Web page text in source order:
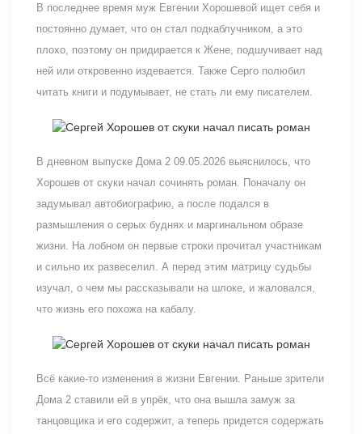
В последнее время муж Евгении Хорошевой ищет себя и
постоянно думает, что он стал подкаблучником, а это
плохо, поэтому он придирается к Жене, подшучивает над
ней или откровенно издевается. Также Серго полюбил
читать книги и подумывает, не стать ли ему писателем.
В дневном выпуске Дома 2 09.05.2026 выяснилось, что
Хорошев от скуки начал сочинять роман. Поначалу он
задумывал автобиографию, а после подался в
размышления о серых буднях и маргинальном образе
жизни. На лобном он первые строки прочитал участникам
и сильно их развеселил. А перед этим матрицу судьбы
изучал, о чем мы рассказывали на шлоке, и жаловался,
что жизнь его похожа на кабалу.
Всё какие-то изменения в жизни Евгении. Раньше зрители
Дома 2 ставили ей в упрёк, что она вышла замуж за
танцовщика и его содержит, а теперь придется содержать